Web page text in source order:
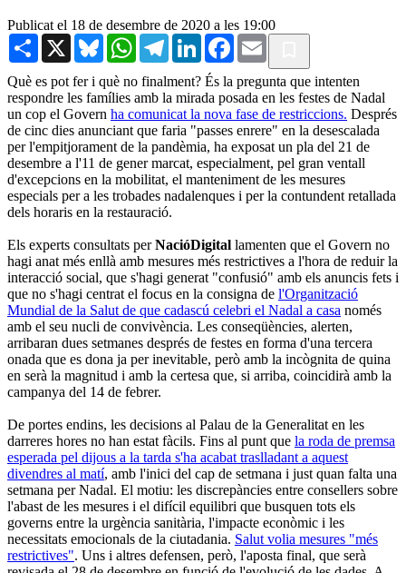
Publicat el 18 de desembre de 2020 a les 19:00
Share X BlueskyWhatsAppTelegramLinkedInFacebook
Email
Què es pot fer i què no finalment? És la pregunta que intenten
respondre les famílies amb la mirada posada en les festes de Nadal
un cop el Govern ha comunicat la nova fase de restriccions. Després
de cinc dies anunciant que faria "passes enrere" en la desescalada
per l'empitjorament de la pandèmia, ha exposat un pla del 21 de
desembre a l'11 de gener marcat, especialment, pel gran ventall
d'excepcions en la mobilitat, el manteniment de les mesures
especials per a les trobades nadalenques i per la contundent retallada
dels horaris en la restauració.
Els experts consultats perNacióDigital lamenten que el Govern no
hagi anat més enllà amb mesures més restrictives a l'hora de reduir la
interacció social, que s'hagi generat "confusió" amb els anuncis fets i
que no s'hagi centrat el focus en la consigna de l'Organització
Mundial de la Salut de que cadascú celebri el Nadal a casa només
amb el seu nucli de convivència. Les conseqüències, alerten,
arribaran dues setmanes després de festes en forma d'una tercera
onada que es dona ja per inevitable, però amb la incògnita de quina
en serà la magnitud i amb la certesa que, si arriba, coincidirà amb la
campanya del 14 de febrer.
De portes endins, les decisions al Palau de la Generalitat en les
darreres hores no han estat fàcils. Fins al punt que la roda de premsa
esperada pel dijous a la tarda s'ha acabat traslladant a aquest
divendres al matí, amb l'inici del cap de setmana i just quan falta una
setmana per Nadal. El motiu: les discrepàncies entre consellers sobre
l'abast de les mesures i el difícil equilibri que busquen tots els
governs entre la urgència sanitària, l'impacte econòmic i les
necessitats emocionals de la ciutadania. Salut volia mesures "més
restrictives". Uns i altres defensen, però, l'aposta final, que serà